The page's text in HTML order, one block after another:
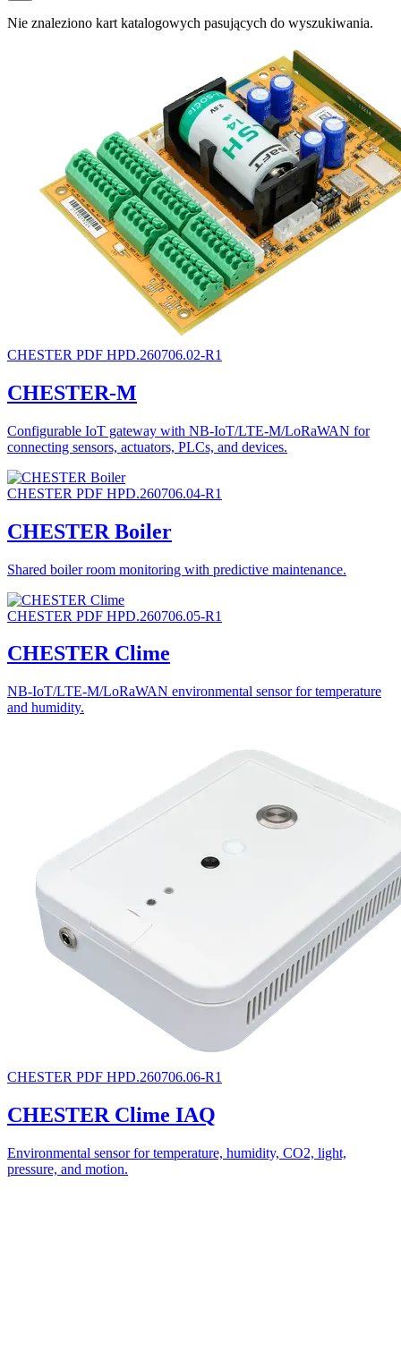
Nie znaleziono kart katalogowych pasujących do wyszukiwania.
CHESTER PDF HPD.260706.02-R1
CHESTER-M
Configurable IoT gateway with NB-IoT/LTE-M/LoRaWAN for
connecting sensors, actuators, PLCs, and devices.
CHESTER PDF HPD.260706.04-R1
CHESTER Boiler
Shared boiler room monitoring with predictive maintenance.
CHESTER PDF HPD.260706.05-R1
CHESTER Clime
NB-IoT/LTE-M/LoRaWAN environmental sensor for temperature
and humidity.
CHESTER PDF HPD.260706.06-R1
CHESTER Clime IAQ
Environmental sensor for temperature, humidity, CO2, light,
pressure, and motion.